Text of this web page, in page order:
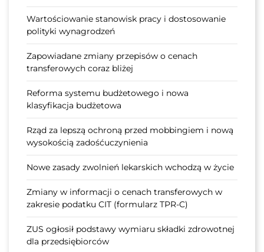
Wartościowanie stanowisk pracy i dostosowanie
polityki wynagrodzeń
Zapowiadane zmiany przepisów o cenach
transferowych coraz bliżej
Reforma systemu budżetowego i nowa
klasyfikacja budżetowa
Rząd za lepszą ochroną przed mobbingiem i nową
wysokością zadośćuczynienia
Nowe zasady zwolnień lekarskich wchodzą w życie
Zmiany w informacji o cenach transferowych w
zakresie podatku CIT (formularz TPR-C)
ZUS ogłosił podstawy wymiaru składki zdrowotnej
dla przedsiębiorców